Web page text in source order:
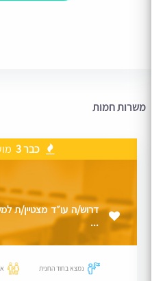
משרות חמות
כבר 3
דרוש/ה עו״ד מצטיין/ת
...
נמצא בחוד החנית